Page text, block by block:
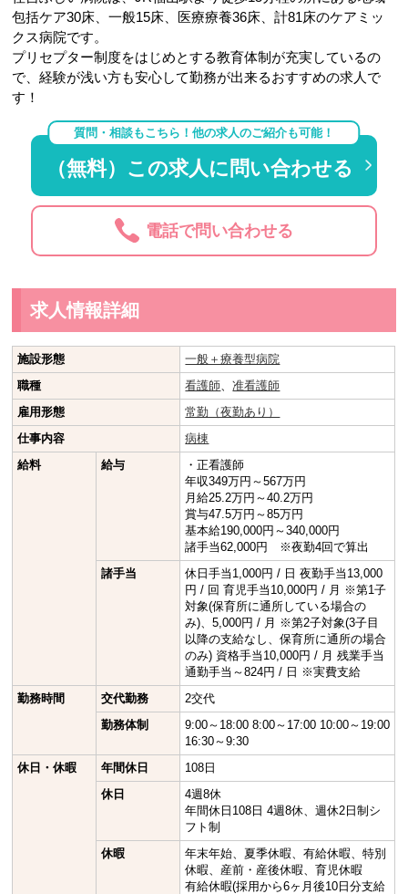
包括ケア30床、一般15床、医療療養36床、計81床のケアミッ
クス病院です。
プリセプター制度をはじめとする教育体制が充実しているの
で、経験が浅い方も安心して勤務が出来るおすすめの求人で
す！
質問・相談もこちら！他の求人のご紹介も可能！
（無料）この求人に問い合わせる
電話で問い合わせる
求人情報詳細
施設形態
一般＋療養型病院
職種
看護師 、准看護師
雇用形態
常勤（夜勤あり）
仕事内容
病棟
給料
給与
・正看護師
年収349万円～567万円
月給25.2万円～40.2万円
賞与47.5万円～85万円
基本給190,000円～340,000円
諸手当62,000円 ※夜勤4回で算出
諸手当
休日手当1,000円 / 日 夜勤手当13,000
円 / 回 育児手当10,000円 / 月 ※第1子
対象(保育所に通所している場合の
み)、5,000円 / 月 ※第2子対象(3子目
以降の支給なし、保育所に通所の場合
のみ) 資格手当10,000円 / 月 残業手当
通勤手当～824円 / 日 ※実費支給
勤務時間
交代勤務
2交代
勤務体制
9:00～18:00 8:00～17:00 10:00～19:00
16:30～9:30
休日・休暇
年間休日
108日
休日
4週8休
年間休日108日 4週8休、週休2日制シ
フト制
休暇
年末年始、夏季休暇、有給休暇、特別
休暇、産前・産後休暇、育児休暇
有給休暇(採用から6ヶ月後10日分支給